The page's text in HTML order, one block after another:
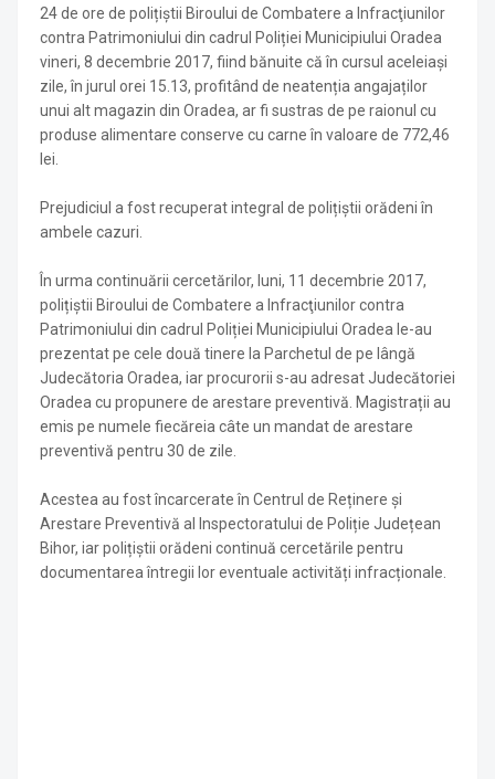
24 de ore de polițiștii Biroului de Combatere a Infracţiunilor
contra Patrimoniului din cadrul Poliției Municipiului Oradea
vineri, 8 decembrie 2017, fiind bănuite că în cursul aceleiași
zile, în jurul orei 15.13, profitând de neatenția angajaților
unui alt magazin din Oradea, ar fi sustras de pe raionul cu
produse alimentare conserve cu carne în valoare de 772,46
lei.
Prejudiciul a fost recuperat integral de polițiștii orădeni în
ambele cazuri.
În urma continuării cercetărilor, luni, 11 decembrie 2017,
polițiștii Biroului de Combatere a Infracţiunilor contra
Patrimoniului din cadrul Poliției Municipiului Oradea le-au
prezentat pe cele două tinere la Parchetul de pe lângă
Judecătoria Oradea, iar procurorii s-au adresat Judecătoriei
Oradea cu propunere de arestare preventivă. Magistrații au
emis pe numele fiecăreia câte un mandat de arestare
preventivă pentru 30 de zile.
Acestea au fost încarcerate în Centrul de Reținere și
Arestare Preventivă al Inspectoratului de Poliție Județean
Bihor, iar polițiștii orădeni continuă cercetările pentru
documentarea întregii lor eventuale activități infracționale.